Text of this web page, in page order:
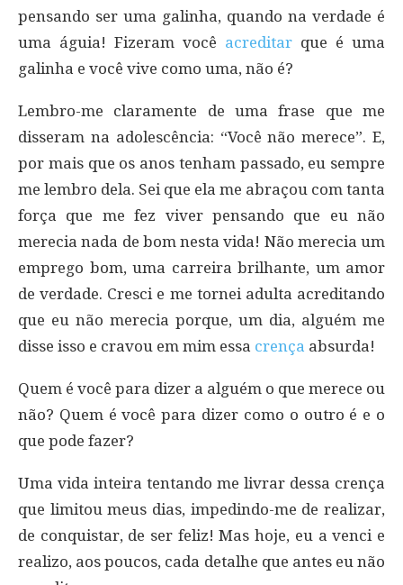
pensando ser uma galinha, quando na verdade é
uma águia! Fizeram você acreditar que é uma
galinha e você vive como uma, não é?
Lembro-me claramente de uma frase que me
disseram na adolescência: “Você não merece”. E,
por mais que os anos tenham passado, eu sempre
me lembro dela. Sei que ela me abraçou com tanta
força que me fez viver pensando que eu não
merecia nada de bom nesta vida! Não merecia um
emprego bom, uma carreira brilhante, um amor
de verdade. Cresci e me tornei adulta acreditando
que eu não merecia porque, um dia, alguém me
disse isso e cravou em mim essa crença absurda!
Quem é você para dizer a alguém o que merece ou
não? Quem é você para dizer como o outro é e o
que pode fazer?
Uma vida inteira tentando me livrar dessa crença
que limitou meus dias, impedindo-me de realizar,
de conquistar, de ser feliz! Mas hoje, eu a venci e
realizo, aos poucos, cada detalhe que antes eu não